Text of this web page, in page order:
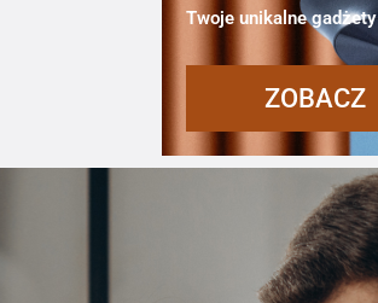
Twoje unikalne gadżety
ZOBACZ